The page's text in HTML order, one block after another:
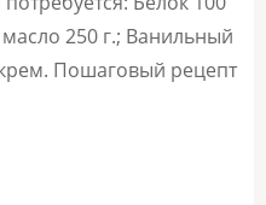
250 г.; Ванильный
Пошаговый рецепт